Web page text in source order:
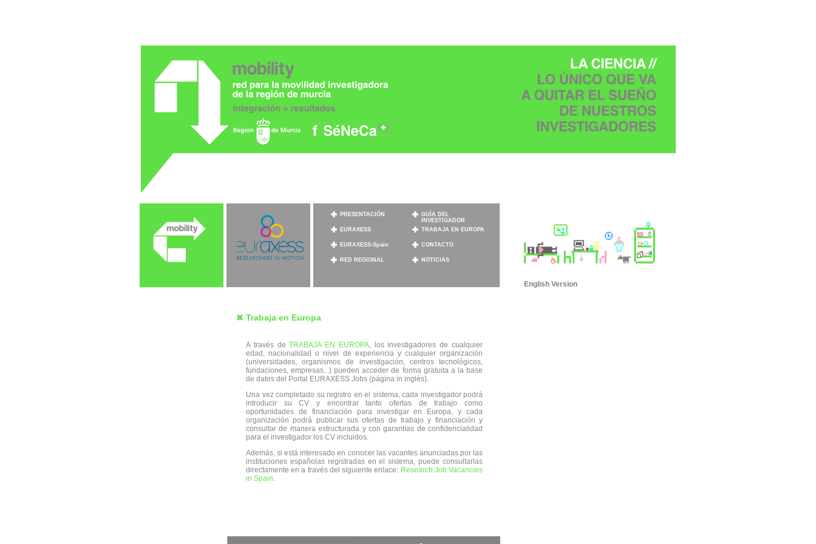
PRESENTACIÓN
GUÍA DEL
INVESTIGADOR
EURAXESS
TRABAJA EN EUROPA
EURAXESS-Spain CONTACTO
RED REGIONAL NOTICIAS
English Version
Trabaja en Europa
A través deTRABAJA EN EUROPA, los investigadores de cualquier
edad, nacionalidad o nivel de experiencia y cualquier organización
(universidades, organismos de investigación, centros tecnológicos,
fundaciones, empresas...) pueden acceder de forma gratuita a la base
de datos del Portal EURAXESS Jobs (página in inglés).
Una vez completado su registro en el sistema, cada investigador podrá
introducir su CV y encontrar tanto ofertas de trabajo como
oportunidades de financiación para investigar en Europa, y cada
organización podrá publicar sus ofertas de trabajo y financiación y
consultar de manera estructurada y con garantías de confidencialidad
para el investigador los CV incluidos.
Además, si está interesado en conocer las vacantes anunciadas por las
instituciones españolas registradas en el sistema, puede consultarlas
directamente en a través del siguiente enlace: Research Job Vacancies
in Spain.